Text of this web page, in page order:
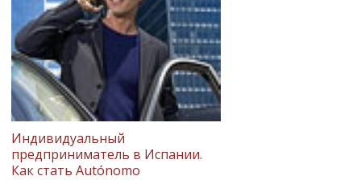
Индивидуальный
предприниматель в Испании.
Как стать Autónomo